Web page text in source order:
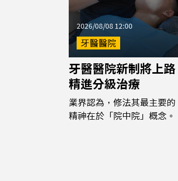
2026/08/08 12:00
牙醫醫院
牙醫醫院新制將上路
精進分級治療
業界認為，修法其最主要的
精神在於「院中院」概念。